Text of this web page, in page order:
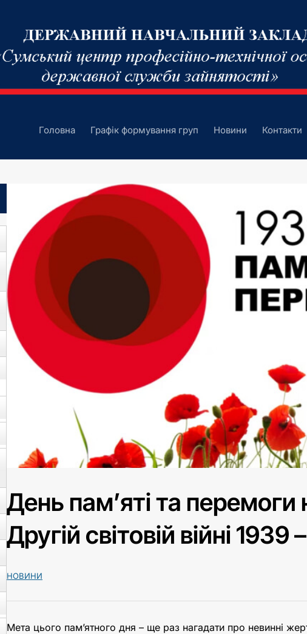
Головна Графік формування груп Новини Контакти
День пам’яті та
Другій світовій війні 1939
НОВИНИ
Мета цього пам’ятного дня – ще раз нагадати про невинні